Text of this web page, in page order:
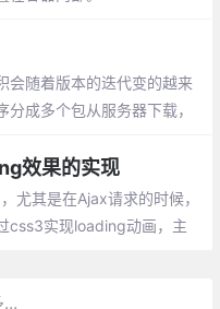
会随着版本的迭代变的越来
成多个包从服务器下载，
效果的实现
尤其是在Ajax请求的时候，
css3实现loading动画，主